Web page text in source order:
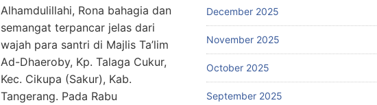
Alhamdulillahi, Rona bahagia dan
semangat terpancar jelas dari
wajah para santri di Majlis Ta’lim
Ad-Dhaeroby, Kp. Talaga Cukur,
Kec. Cikupa (Sakur), Kab.
Tangerang. Pada Rabu
December 2025
November 2025
October 2025
September 2025